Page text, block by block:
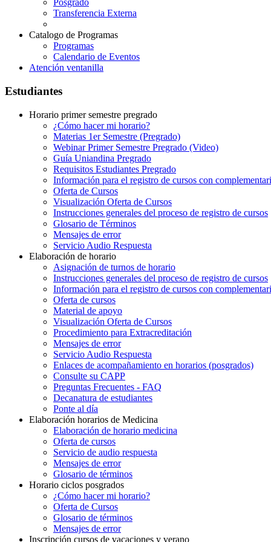
Posgrado
Transferencia Externa
Catalogo de Programas
Programas
Calendario de Eventos
Atención ventanilla
Estudiantes
Horario primer semestre pregrado
¿Cómo hacer mi horario?
Materias 1er Semestre (Pregrado)
Webinar Primer Semestre Pregrado (Video)
Guía Uniandina Pregrado
Requisitos Estudiantes Pregrado
Información para el registro de cursos con
Oferta de Cursos
Visualización Oferta de Cursos
Instrucciones generales del proceso de registro de cursos
Glosario de Términos
Mensajes de error
Servicio Audio Respuesta
Elaboración de horario
Asignación de turnos de horario
Instrucciones generales del proceso de registro de cursos
Información para el registro de cursos con
Oferta de cursos
Material de apoyo
Visualización Oferta de Cursos
Procedimiento para Extracreditación
Mensajes de error
Servicio Audio Respuesta
Enlaces de acompañamiento en horarios (posgrados)
Consulte su CAPP
Preguntas Frecuentes - FAQ
Decanatura de estudiantes
Ponte al día
Elaboración horarios de Medicina
Elaboración de horario medicina
Oferta de cursos
Servicio de audio respuesta
Mensajes de error
Glosario de términos
Horario ciclos posgrados
¿Cómo hacer mi horario?
Oferta de Cursos
Glosario de términos
Mensajes de error
Inscripción cursos de vacaciones y verano